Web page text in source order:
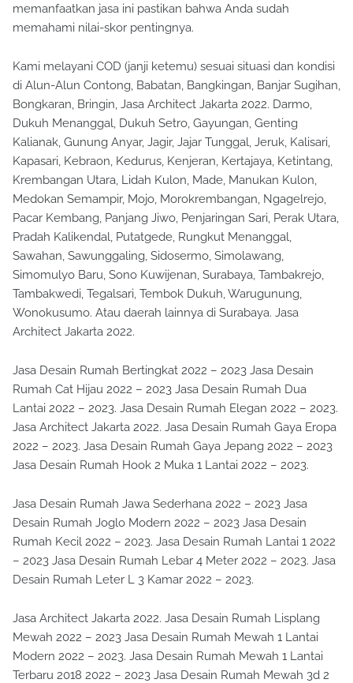
memanfaatkan jasa ini pastikan bahwa Anda sudah
memahami nilai-skor pentingnya.
Kami melayani COD (janji ketemu) sesuai situasi dan kondisi
di Alun-Alun Contong, Babatan, Bangkingan, Banjar Sugihan,
Bongkaran, Bringin, Jasa Architect Jakarta 2022. Darmo,
Dukuh Menanggal, Dukuh Setro, Gayungan, Genting
Kalianak, Gunung Anyar, Jagir, Jajar Tunggal, Jeruk, Kalisari,
Kapasari, Kebraon, Kedurus, Kenjeran, Kertajaya, Ketintang,
Krembangan Utara, Lidah Kulon, Made, Manukan Kulon,
Medokan Semampir, Mojo, Morokrembangan, Ngagelrejo,
Pacar Kembang, Panjang Jiwo, Penjaringan Sari, Perak Utara,
Pradah Kalikendal, Putatgede, Rungkut Menanggal,
Sawahan, Sawunggaling, Sidosermo, Simolawang,
Simomulyo Baru, Sono Kuwijenan, Surabaya, Tambakrejo,
Tambakwedi, Tegalsari, Tembok Dukuh, Warugunung,
Wonokusumo. Atau daerah lainnya di Surabaya. Jasa
Architect Jakarta 2022.
Jasa Desain Rumah Bertingkat 2022 – 2023 Jasa Desain
Rumah Cat Hijau 2022 – 2023 Jasa Desain Rumah Dua
Lantai 2022 – 2023. Jasa Desain Rumah Elegan 2022 – 2023.
Jasa Architect Jakarta 2022. Jasa Desain Rumah Gaya Eropa
2022 – 2023. Jasa Desain Rumah Gaya Jepang 2022 – 2023
Jasa Desain Rumah Hook 2 Muka 1 Lantai 2022 – 2023.
Jasa Desain Rumah Jawa Sederhana 2022 – 2023 Jasa
Desain Rumah Joglo Modern 2022 – 2023 Jasa Desain
Rumah Kecil 2022 – 2023. Jasa Desain Rumah Lantai 1 2022
– 2023 Jasa Desain Rumah Lebar 4 Meter 2022 – 2023. Jasa
Desain Rumah Leter L 3 Kamar 2022 – 2023.
Jasa Architect Jakarta 2022. Jasa Desain Rumah Lisplang
Mewah 2022 – 2023 Jasa Desain Rumah Mewah 1 Lantai
Modern 2022 – 2023. Jasa Desain Rumah Mewah 1 Lantai
Terbaru 2018 2022 – 2023 Jasa Desain Rumah Mewah 3d 2